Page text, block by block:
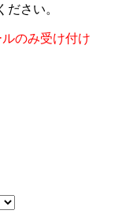
さい。
のみ受け付け